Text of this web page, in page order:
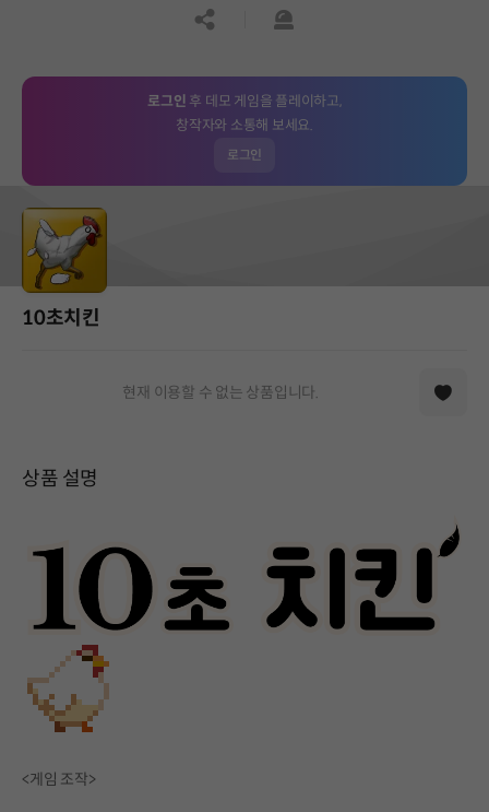
공유하기신고하기
로그인 후 데모 게임을 플레이하고,
창작자와 소통해 보세요.
로그인
10초치킨
현재 이용할 수 없는 상품입니다.
상품 설명
<게임 조작>